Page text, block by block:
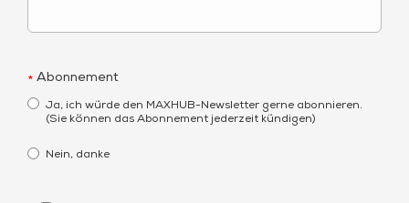
* Abonnement
Ja, ich würde den MAXHUB-Newsletter gerne abonnieren.
(Sie können das Abonnement jederzeit kündigen)
Nein, danke